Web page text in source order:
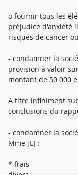
o fournir tous les
préjudice d'anxiété
risques de cancer
- condamner la
provision à valoir
montant de 50 000
A titre infiniment
conclusions du
- condamner la
Mme [L] :
* frais